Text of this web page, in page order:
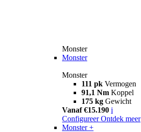
Monster
Monster
Monster
111 pk Vermogen
91,1 Nm Koppel
175 kg Gewicht
Vanaf €15.190 i
Configureer Ontdek meer
Monster +